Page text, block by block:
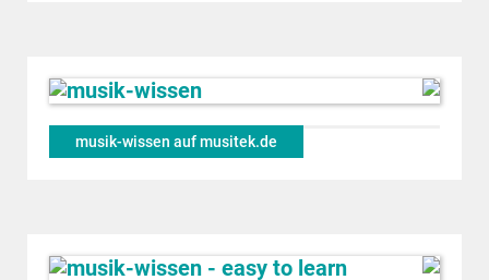
musik-wissen auf musitek.de